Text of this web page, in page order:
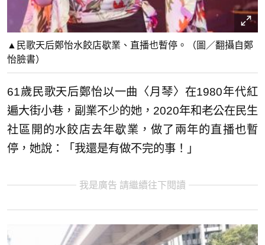
▲民歌天后鄭怡水餃店歇業、直播也暫停。（圖／翻攝自鄭
怡臉書）
61歲民歌天后鄭怡以一曲〈月琴〉在1980年代紅
遍大街小巷，副業不少的她，2020年和老公在民生
社區開的水餃店去年歇業，做了兩年的直播也暫
停，她說：「我還是有做不完的事！」
我是廣告 請繼續往下閱讀